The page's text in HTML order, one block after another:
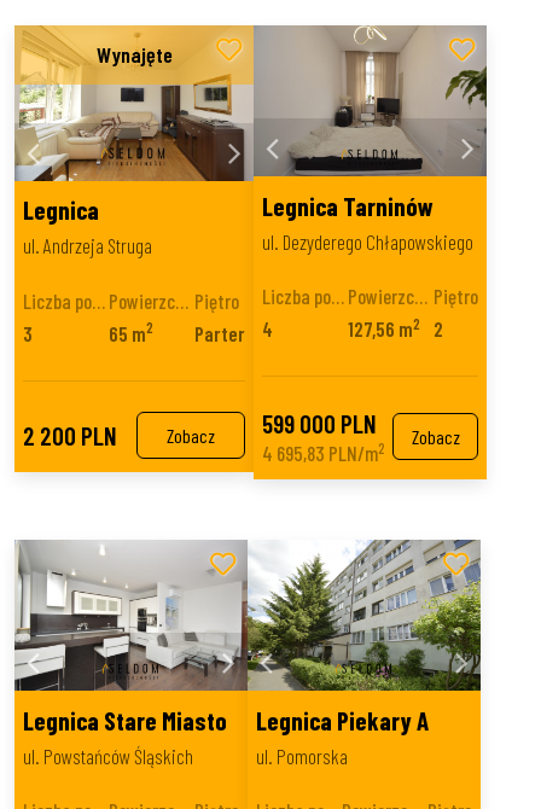
Legnica
ul. Andrzeja Struga
3
65 m2
Piętro
Parter
2 200 PLN Zobacz
Legnica Tarninów
ul. Dezyderego Chłapowskiego
Liczba pokoi
4
Powierzchnia
127,56 m2
Piętro
2
599 000 PLN
4 695,83 PLN/m2 Zobacz
Legnica Stare Miasto
ul. Powstańców Śląskich
Legnica Piekary A
ul. Pomorska